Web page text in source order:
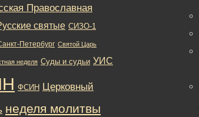
Православная
святые СИЗО-1
Петербург Святой Царь
неделя Суды и судьи УИС
ФСИН Церковный
неделя молитвы